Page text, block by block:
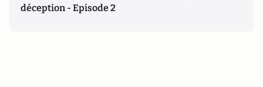
déception - Episode 2